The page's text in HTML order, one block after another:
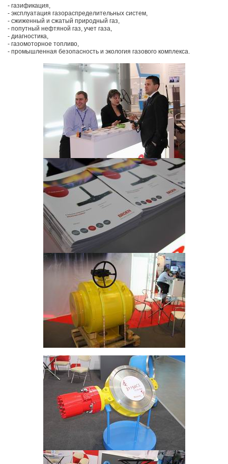
- газификация,
- эксплуатация газораспределительных систем,
- сжиженный и сжатый природный газ,
- попутный нефтяной газ, учет газа,
- диагностика,
- газомоторное топливо,
- промышленная безопасность и экология газового комплекса.